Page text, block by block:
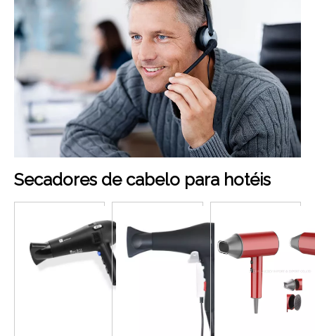
Secadores de cabelo para hotéis